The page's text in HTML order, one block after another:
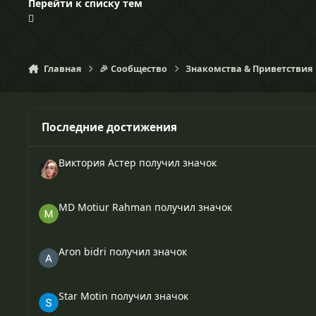
Перейти к списку тем
Главная 🎉 Сообщество Знакомства & Приветствия
Последние достижения
Виктория Астер получил значок
MD Motiur Rahman получил значок
Aron bidri получил значок
Star Motin получил значок